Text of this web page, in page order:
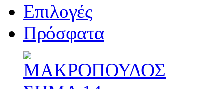
Επιλογές
Πρόσφατα